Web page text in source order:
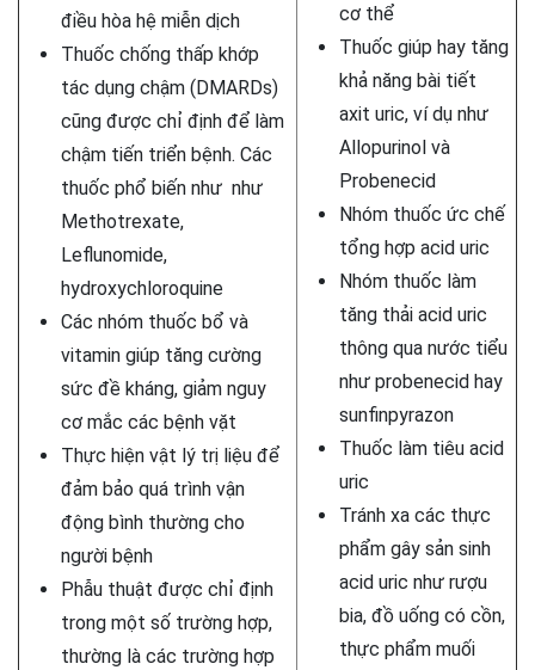
điều hòa hệ miễn dịch
Thuốc chống thấp khớp
tác dụng chậm (DMARDs)
cũng được chỉ định để làm
chậm tiến triển bệnh. Các
thuốc phổ biến như như
Methotrexate,
Leflunomide,
hydroxychloroquine
Các nhóm thuốc bổ và
vitamin giúp tăng cường
sức đề kháng, giảm nguy
cơ mắc các bệnh vặt
Thực hiện vật lý trị liệu để
đảm bảo quá trình vận
động bình thường cho
người bệnh
Phẫu thuật được chỉ định
trong một số trường hợp,
thường là các trường hợp
cơ thể
Thuốc giúp hay tăng
khả năng bài tiết
axit uric, ví dụ như
Allopurinol và
Probenecid
Nhóm thuốc ức chế
tổng hợp acid uric
Nhóm thuốc làm
tăng thải acid uric
thông qua nước tiểu
như probenecid hay
sunfinpyrazon
Thuốc làm tiêu acid
uric
Tránh xa các thực
phẩm gây sản sinh
acid uric như rượu
bia, đồ uống có cồn,
thực phẩm muối